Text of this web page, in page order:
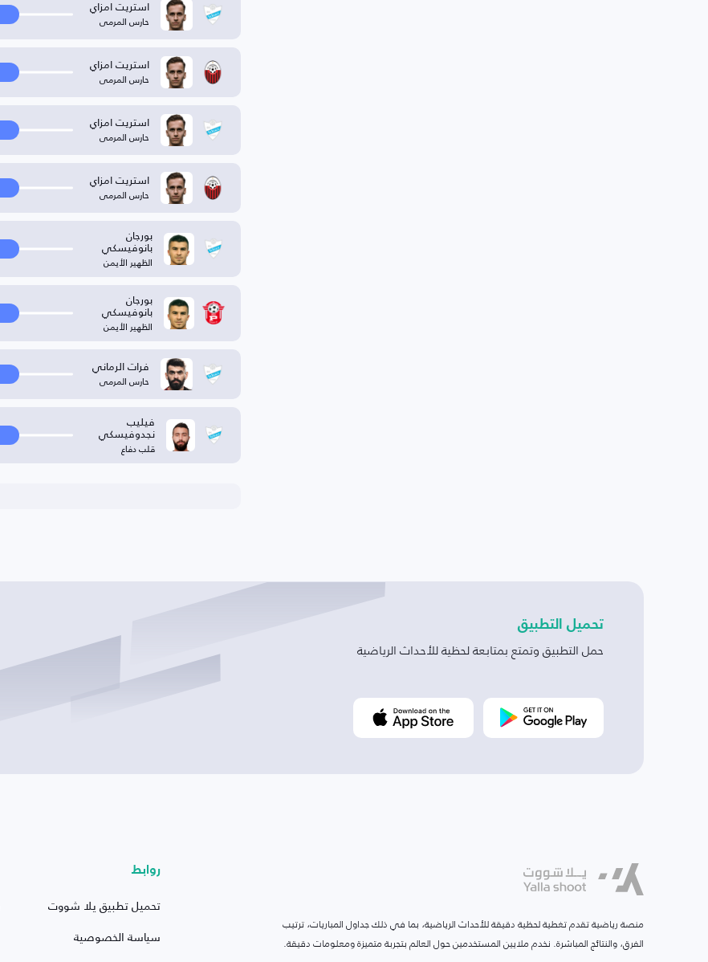
استريت امزاي
حارس المرمى
استريت امزاي
حارس المرمى
استريت امزاي
حارس المرمى
استريت امزاي
حارس المرمى
بورجان
بانوفيسكي
الظهير الأيمن
بورجان
بانوفيسكي
الظهير الأيمن
فرات الرماني
حارس المرمى
فيليب
نجدوفيسكي
قلب دفاع
تحميل التطبيق
حمل التطبيق وتمتع بمتابعة لحظية للأحداث الرياضية
منصة رياضية تقدم تغطية لحظية دقيقة للأحداث الرياضية، بما في ذلك جداول المباريات، ترتيب
الفرق، والنتائج المباشرة. نخدم ملايين المستخدمين حول العالم بتجربة متميزة ومعلومات دقيقة.
روابط
تحميل تطبيق يلا شووت
سياسة الخصوصية